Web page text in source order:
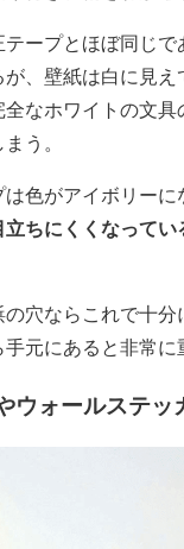
ープとほぼ同じで
、壁紙は白に見え
なホワイトの文具
う。
色がアイボリーに
ちにくくなってい
穴ならこれで十分
元にあると非常に
ウォールステッ